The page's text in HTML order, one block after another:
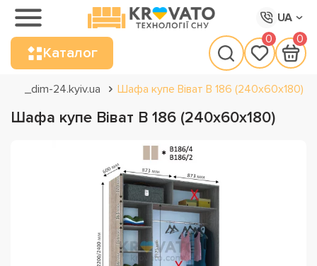
UA
Каталог
0 0
_dim-24.kyiv.ua Шафа купе Віват В 186 (240х60х180)
Шафа купе Віват В 186 (240х60х180)